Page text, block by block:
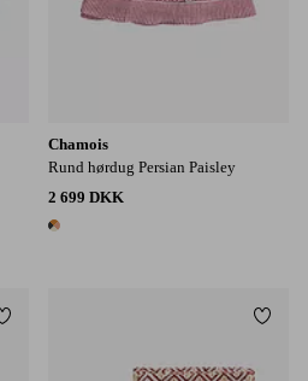
Chamois
Rund hørdug Persian Paisley
2 699 DKK
1 farve
Tilføj til favoritter